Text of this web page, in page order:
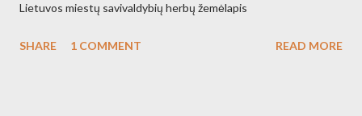
Lietuvos miestų savivaldybių herbų žemėlapis
SHARE 1 COMMENT READ MORE